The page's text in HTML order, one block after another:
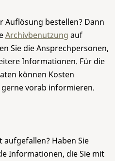
Auflösung bestellen? Dann
Archivbenutzung auf
Sie die Ansprechpersonen,
Informationen. Für die
können Kosten
vorab informieren.
Haben Sie
Informationen, die Sie mit